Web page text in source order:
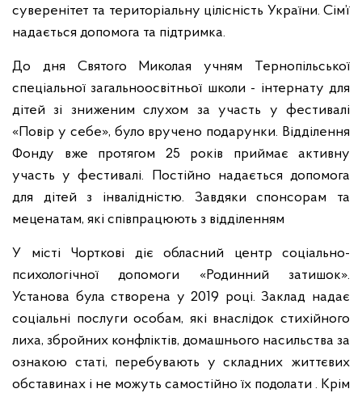
суверенітет та територіальну цілісність України. Сім’ї
надається допомога та підтримка.
До дня Святого Миколая учням Тернопільської
спеціальної загальноосвітньої школи - інтернату для
дітей зі зниженим слухом за участь у фестивалі
«Повір у себе», було вручено подарунки. Відділення
Фонду вже протягом 25 років приймає активну
участь у фестивалі. Постійно надається допомога
для дітей з інвалідністю. Завдяки спонсорам та
меценатам, які співпрацюють з відділенням
У місті Чорткові діє обласний центр соціально-
психологічної допомоги «Родинний затишок».
Установа була створена у 2019 році. Заклад надає
соціальні послуги особам, які внаслідок стихійного
лиха, збройних конфліктів, домашнього насильства за
ознакою статі, перебувають у складних життєвих
обставинах і не можуть самостійно їх подолати . Крім